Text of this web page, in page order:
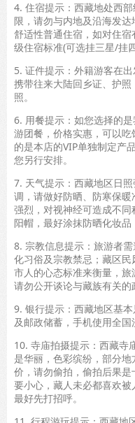
4. 住宿提示：西藏地处西
限，请勿与内地及沿海发
舒适性普通住宿，如对住
级住宿标准(可选挂三星/挂
5. 证件提示：外籍游客在
携带往来大陆回乡证、护
照。
6. 用餐提示：如您选择的
游团餐，价格实惠，可以
的是本店的VIP单独制定产
您另行安排。
7. 天气提示：西藏地区日
调，请做好防晒、防寒保
强烈，对视神经可造成不
阳帽，最好涂抹防晒化妆品
8. 宗教信息提示：旅游者
化习俗及宗教禁忌；藏区
市人的心态标准来衡量，旅
请勿公开谈论与藏族有关的
9. 银行提示：西藏地区基
及邮政储蓄，手机使用全国
10. 寺庙拍摄提示：西藏寺
是华丽，色彩缤纷，部分
价，请勿偷拍，偷拍后果
要小心，藏人未必都喜欢
最好先打招呼。